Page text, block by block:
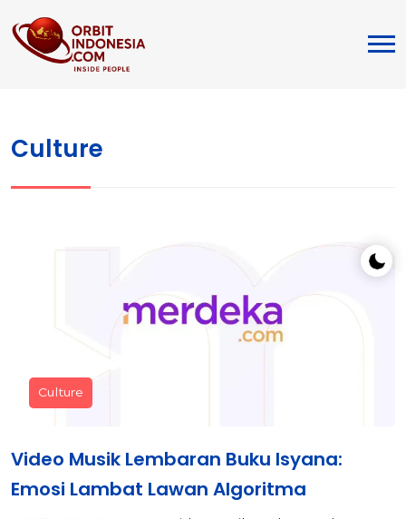
Culture
Culture
Video Musik Lembaran Buku Isyana:
Emosi Lambat Lawan Algoritma